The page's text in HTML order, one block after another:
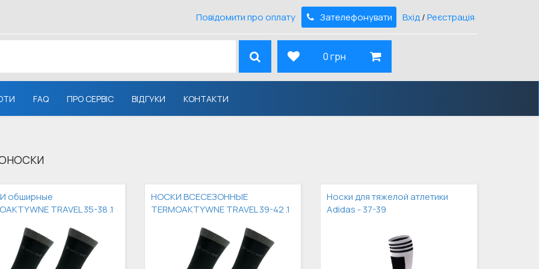
Повідомити про оплату Зателефонувати Вхід/Реєстрація
0 грн
FAQ ПРО СЕРВІС ВІДГУКИ КОНТАКТИ
обширные
TRAVEL 35-38 .1
НОСКИ ВСЕСЕЗОННЫЕ
TERMOAKTYWNE TRAVEL 39-42 .1
Носки для тяжелой атлетики
Adidas - 37-39